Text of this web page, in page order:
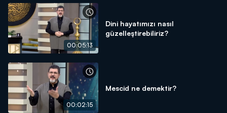
00:05:13
Dini hayatımızı nasıl
güzelleştirebiliriz?
00:02:15
Mescid ne demektir?